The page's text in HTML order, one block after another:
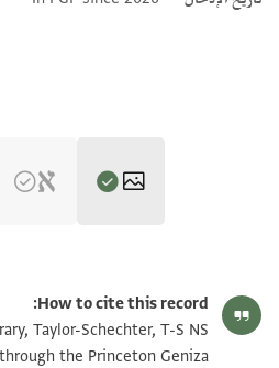
T-S NS 136.22 1v
How to cite this record:
Taylor-Schechter, T-S NS
the Princeton Geniza